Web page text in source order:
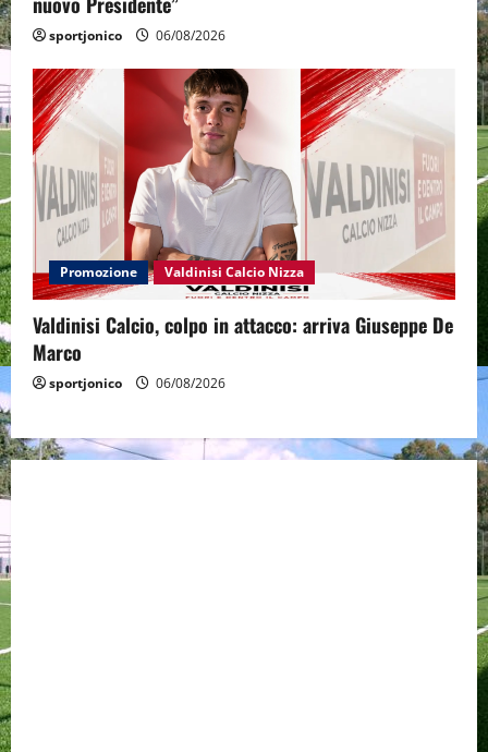
sportjonico 06/08/2026
Promozione Valdinisi Calcio Nizza
Valdinisi Calcio, colpo in attacco: arriva Giuseppe De
Marco
sportjonico 06/08/2026